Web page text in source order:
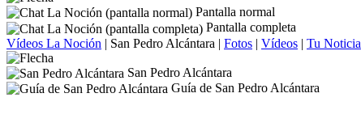
Pantalla normal
Pantalla completa
Vídeos La Noción | San Pedro Alcántara | Fotos | Vídeos | Tu Noticia
San Pedro Alcántara
Guía de San Pedro Alcántara